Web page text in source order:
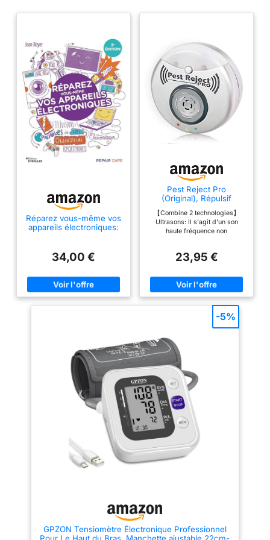
Réparez vous-même vos
appareils électroniques:
électroménager...
34,00 €
Pest Reject Pro
(Original), Répulsif
ultrasonique d'insectes,
éloigne Les moustiques,
Les rongeurs, Les
Insectes et Les cafards,
répulsif, Couverture de
300m2.
【Combine 2 technologies】
Ultrasons: Il s'agit d'un son
haute fréquence non
compagnie, mais très
et les mouches qui fuient pour
l'éviter. Électromagnétisme :
Utilise les champs magnétiques
logement pour créer un bouclier
protecteur que les cafards, les
araignées et les fourmis
éviteront en fuyant. N'affecte ni
les personnes, ni les animaux
de compagnie, ni les appareils
électriques ou électroménagers.
【Nouveau design】plus
moderne et une plus grande
couverture (jusqu'à 300 m2),
car il intègre un amplificateur, le
rendant ainsi plus puissant et
efficace. Il intègre également
une veilleuse. L'amplificateur
étend la portée de 200 à 300
mètres, comme on peut le
vérifier techniquement dans la
électrique de toute la maison.
Branchez-le simplement et
oubliez-le. Sans besoin de
23,95 €
GPZON Tensiomètre Électronique Professionnel
Pour Le Haut du Bras, Manchette ajustable 22cm-
-5%